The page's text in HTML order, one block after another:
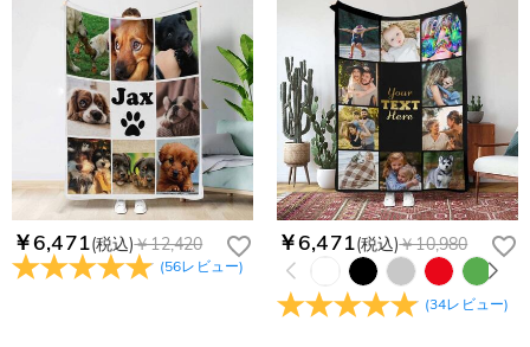
よって、お届け日数が異なります。詳細は配送についてまでご
確認ください。.
てご確認ください。
はい、対応可能です。海外配送をご希望の場合は、カスタマー
サポートまで詳しい海外配送先情報をお送りください。配送先
の国・地域によって送料が異なります。また、海外配送の際は
受取人様に関税が発生する場合がございます。
返品・交換はできますか？
お客様が商品受け取り後、60日以内の未使用品の返品は可能で
す。受注生産品のため、返品は50%の返品手数料(材料費)が発
生致します。詳細は
キャンセル/返品についてまでご確認くだ
さい。.
注文＆支払いについて
注文後に注文の内容を変更できますか？
もし注文確認メールをご確認後、注文内容に間違いでもありま
したら、至急カスタマーサポート【Eメール：
service@drawelry.jp】までご連絡ください。ご連絡頂く時に注
文番号もお送りください。
Drawelryからのメールが届きません。
Drawelryからのメールが届いていない場合、次の可能性が考え
られます。原因①迷惑メールフォルダに移動されている。解決
策：迷惑メールフォルダに届いているDrawelryからのメールを
迷惑メールでないよう操作して、service@drawelry.jp からの
支払方法は何がありますか？
お支払い方法は、クレジットカード、コンビニ前払い、
Paypal、ApplePay、GooglePayからお選びいただけます。
コンビニ前払いのお支払い期限はいつまででしょう
￥6,471(税込)￥12,420
(56レビュー)
￥6,471(税込)￥10,980
(34レビュー)